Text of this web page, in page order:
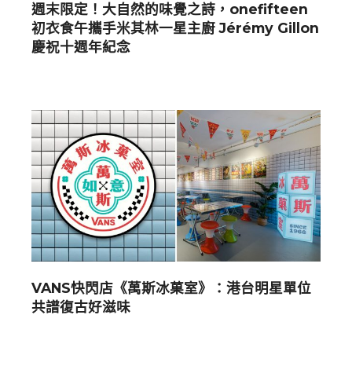
週末限定！大自然的味覺之詩，onefifteen
初衣食午攜手米其林一星主廚 Jérémy Gillon
慶祝十週年紀念
VANS快閃店《萬斯冰菓室》：港台明星單位
共譜復古好滋味